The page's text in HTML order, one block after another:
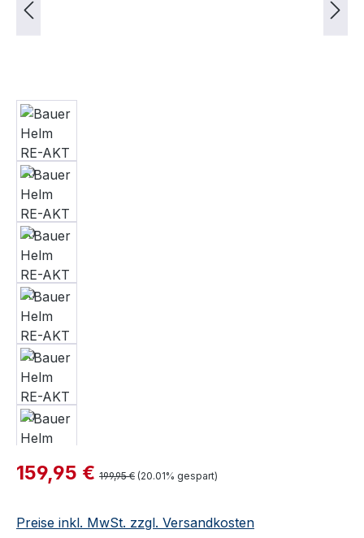
Verkaufspreis:
159,95 € Regulärer Preis:
199,95 € (20.01% gespart)
Preise inkl. MwSt. zzgl. Versandkosten